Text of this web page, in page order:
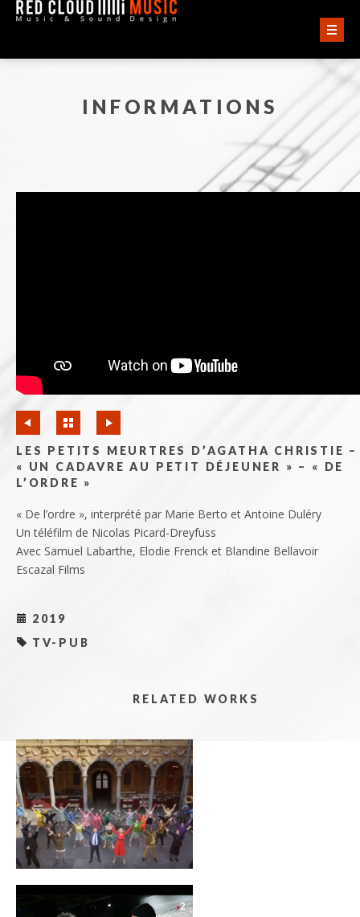
ACCUEIL
AUDIO
QUI SOMMES-NOUS ?
INFORMATIONS
LES PETITS MEURTRES D’AGATHA CHRISTIE –
« UN CADAVRE AU PETIT DÉJEUNER » – « DE
L’ORDRE »
« De l’ordre », interprété par Marie Berto et Antoine Duléry
Un téléfilm de Nicolas Picard-Dreyfuss
Avec Samuel Labarthe, Elodie Frenck et Blandine Bellavoir
Escazal Films
2019
TV-PUB
RELATED WORKS